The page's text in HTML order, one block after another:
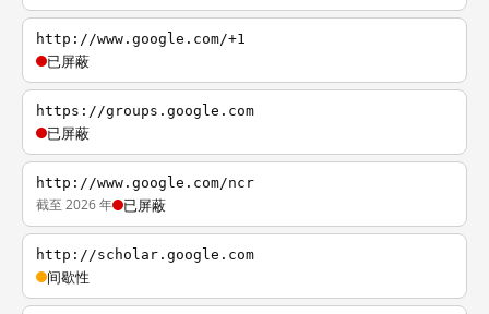
http://www.google.com/+1
已屏蔽
https://groups.google.com
已屏蔽
http://www.google.com/ncr
截至 2026 年 已屏蔽
http://scholar.google.com
间歇性